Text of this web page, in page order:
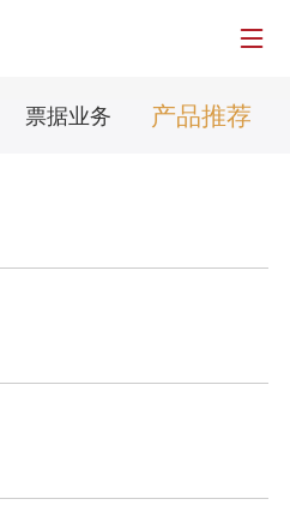
票据业务 产品推荐